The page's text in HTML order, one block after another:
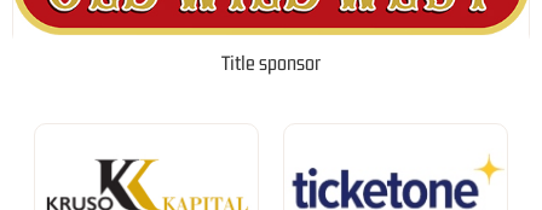
Title sponsor